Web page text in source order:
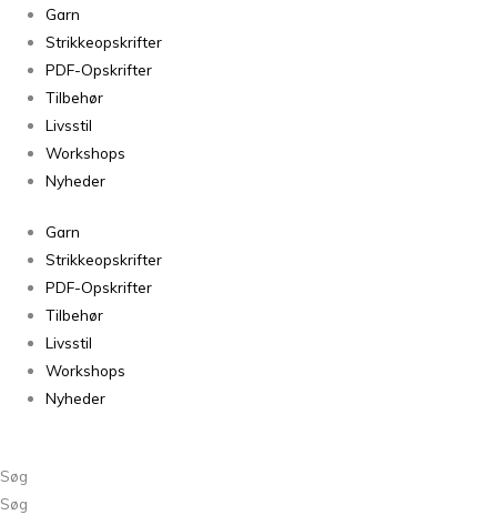
Garn
Strikkeopskrifter
PDF-Opskrifter
Tilbehør
Livsstil
Workshops
Nyheder
Garn
Strikkeopskrifter
PDF-Opskrifter
Tilbehør
Livsstil
Workshops
Nyheder
Søg
Søg
Little
Tove
Sweater
antal